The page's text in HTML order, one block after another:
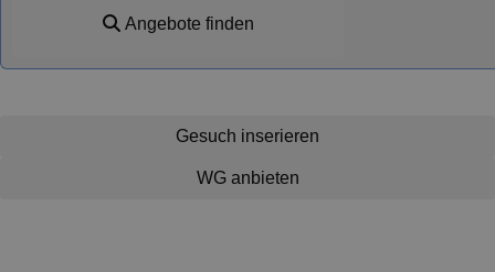
Angebote finden
Gesuch inserieren
WG anbieten